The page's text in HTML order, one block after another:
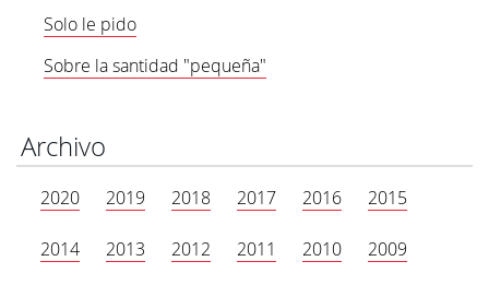
Solo le pido
Sobre la santidad "pequeña"
Archivo
2020 2019 2018 2017 2016 2015
2014 2013 2012 2011 2010 2009